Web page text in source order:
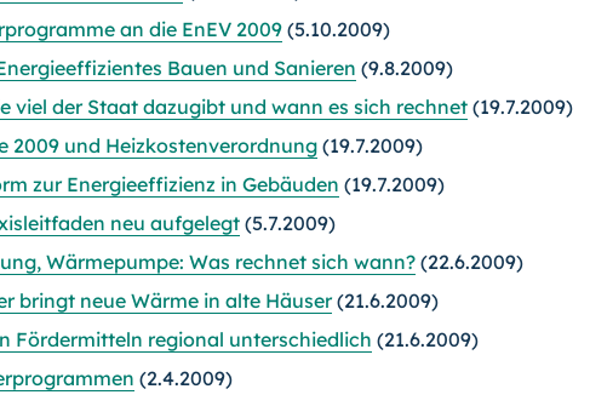
an die EnEV 2009 (5.10.2009)
Bauen und Sanieren (9.8.2009)
viel der Staat dazugibt und wann es sich rechnet (19.7.2009)
2009 und Heizkostenverordnung (19.7.2009)
zur Energieeffizienz in Gebäuden (19.7.2009)
neu aufgelegt(5.7.2009)
Wärmepumpe: Was rechnet sich wann? (22.6.2009)
bringt neue Wärme in alte Häuser(21.6.2009)
Fördermitteln regional unterschiedlich (21.6.2009)
(2.4.2009)